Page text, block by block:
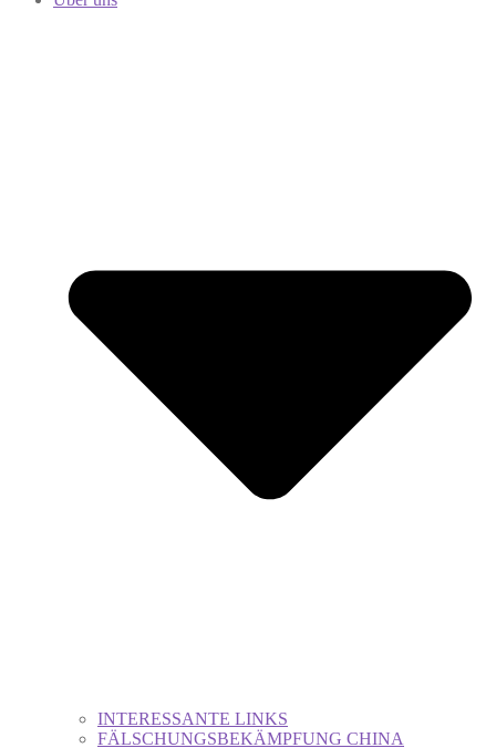
INTERESSANTE LINKS
FÄLSCHUNGSBEKÄMPFUNG CHINA